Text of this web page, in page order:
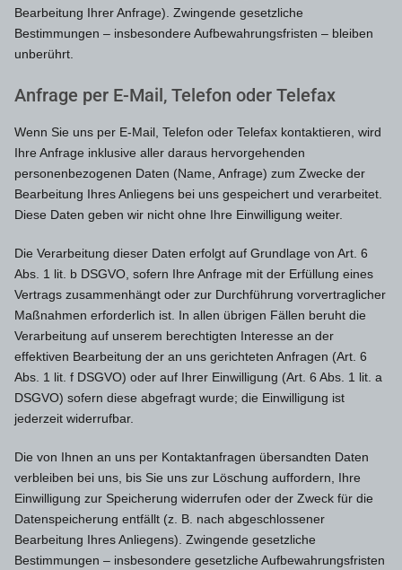
Bearbeitung Ihrer Anfrage). Zwingende gesetzliche
Bestimmungen – insbesondere Aufbewahrungsfristen – bleiben
unberührt.
Anfrage per E-Mail, Telefon oder Telefax
Wenn Sie uns per E-Mail, Telefon oder Telefax kontaktieren, wird
Ihre Anfrage inklusive aller daraus hervorgehenden
personenbezogenen Daten (Name, Anfrage) zum Zwecke der
Bearbeitung Ihres Anliegens bei uns gespeichert und verarbeitet.
Diese Daten geben wir nicht ohne Ihre Einwilligung weiter.
Die Verarbeitung dieser Daten erfolgt auf Grundlage von Art. 6
Abs. 1 lit. b DSGVO, sofern Ihre Anfrage mit der Erfüllung eines
Vertrags zusammenhängt oder zur Durchführung vorvertraglicher
Maßnahmen erforderlich ist. In allen übrigen Fällen beruht die
Verarbeitung auf unserem berechtigten Interesse an der
effektiven Bearbeitung der an uns gerichteten Anfragen (Art. 6
Abs. 1 lit. f DSGVO) oder auf Ihrer Einwilligung (Art. 6 Abs. 1 lit. a
DSGVO) sofern diese abgefragt wurde; die Einwilligung ist
jederzeit widerrufbar.
Die von Ihnen an uns per Kontaktanfragen übersandten Daten
verbleiben bei uns, bis Sie uns zur Löschung auffordern, Ihre
Einwilligung zur Speicherung widerrufen oder der Zweck für die
Datenspeicherung entfällt (z. B. nach abgeschlossener
Bearbeitung Ihres Anliegens). Zwingende gesetzliche
Bestimmungen – insbesondere gesetzliche Aufbewahrungsfristen